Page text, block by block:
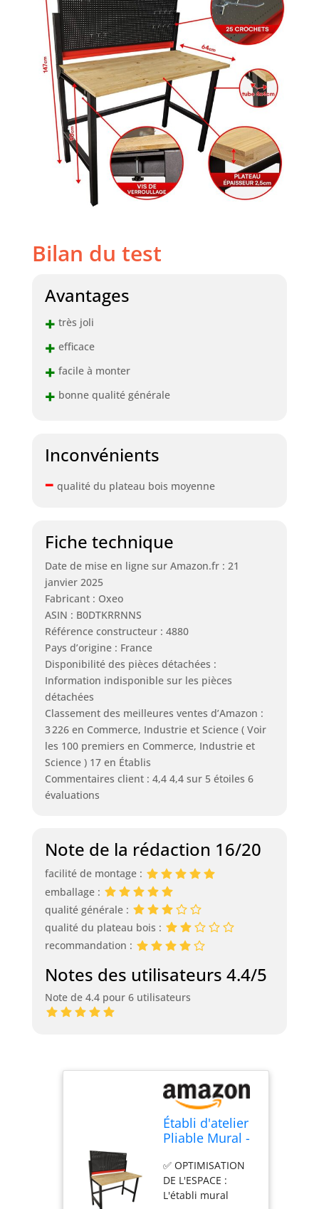
Bilan du test
Avantages
+ très joli
+ efficace
+ facile à monter
+ bonne qualité générale
Inconvénients
– qualité du plateau bois moyenne
Fiche technique
Date de mise en ligne sur Amazon.fr : 21
janvier 2025
Fabricant : Oxeo
ASIN : B0DTKRRNNS
Référence constructeur : 4880
Pays d’origine : France
Disponibilité des pièces détachées :
Information indisponible sur les pièces
détachées
Classement des meilleures ventes d’Amazon :
3 226 en Commerce, Industrie et Science ( Voir
les 100 premiers en Commerce, Industrie et
Science ) 17 en Établis
Commentaires client : 4,4 4,4 sur 5 étoiles 6
évaluations
Note de la rédaction 16/20
facilité de montage :
emballage :
qualité générale :
qualité du plateau bois :
recommandation :
Notes des utilisateurs 4.4/5
Note de 4.4 pour 6 utilisateurs
Établi d'atelier
Pliable Mural -
147cm -
Panneau Acier
perforé - 25
✅ OPTIMISATION
DE L'ESPACE :
L'établi mural